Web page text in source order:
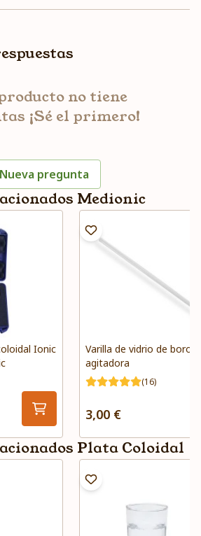
no tiene
¡Sé el primero!
Nueva pregunta
Medionic
Ionic
Varilla de vidrio de
agitadora
(16)
3,00 €
Plata Coloidal